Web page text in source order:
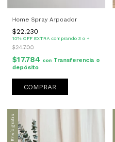
Home Spray Arpoador
$22.230
10% OFF EXTRA comprando 3 o +
$24.700
$17.784 con Transferencia o
depósito
Envío gratis